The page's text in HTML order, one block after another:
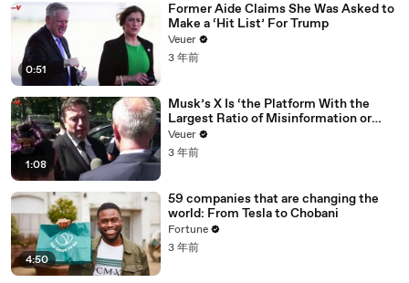
0:51
Former Aide Claims She Was Asked to
Make a ‘Hit List’ For Trump
Veuer
3 年前
1:08
Musk’s X Is ‘the Platform With the
Largest Ratio of Misinformation or
Disinformation’ Amongst All Social
Media Platforms
Veuer
3 年前
4:50
59 companies that are changing the
world: From Tesla to Chobani
Fortune
3 年前